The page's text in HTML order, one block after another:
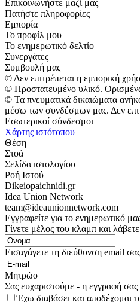
Επικοινωνήστε μαζί μας
Πατήστε πληροφορίες
Εμπορία
Το προφίλ μου
Το ενημερωτικό δελτίο
Συνεργάτες
Συμβουλή μας
© Δεν επιτρέπεται η εμπορική
© Προστατευμένο υλικό.
© Τα πνευματικά δικαιώματα
μέσω των συνδέσμων μας. Δεν
Εσωτερικοί σύνδεσμοι
Χάρτης ιστότοπου
Θέση
Στοά
Σελίδα ιστολογίου
Ροή Ιστού
Dikeiopaichnidi.gr
Idea Union Network
team@ideaunionnetwork.com
Εγγραφείτε για το ενημερωτικό
Γίνετε μέλος του κλαμπ και
Εισαγάγετε τη διεύθυνση email σας
Μητρώο
Σας ευχαριστούμε - η εγγραφή σας
Έχω διαβάσει και αποδέχομαι